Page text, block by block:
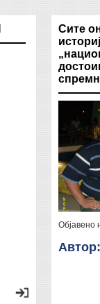
Сите
Објавено